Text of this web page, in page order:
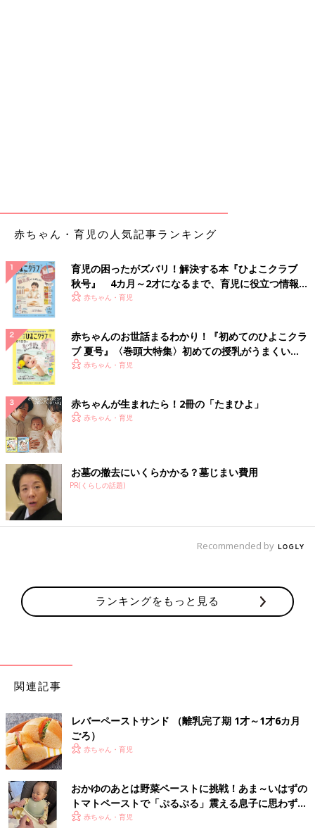
パンに変身！ 揚げていないのに食感がザクザクしていて、お味
さらにおいしくなりますよ。
調味料としても優秀！
実はこのペーストはお料理にも使えるんです♪ わが家で好評だっ
込んで、フライパンで両面焼きしたあと、トースターでじっくり
火を通すだけ。少ない調味料で本格的なタンドリーチキンが作れ
ます。
プクリーム」
赤ちゃん・育児の人気記事ランキング
育児の困ったがズバリ！解決する本『ひよこクラブ
秋号』 4カ月～2才になるまで、育児に役立つ情報が
いっぱい！
赤ちゃん・育児
赤ちゃんのお世話まるわかり！『初めてのひよこクラ
ブ 夏号』〈巻頭大特集〉初めての授乳がうまくい
く！ おっぱい・ミルクの基本と夏のトラブル 解決テ
赤ちゃん・育児
赤ちゃんが生まれたら！2冊の「たまひよ」
赤ちゃん・育児
お墓の撤去にいくらかかる？墓じまい費用
PR(くらしの話題)
Recommended by
ランキングをもっと見る
関連記事
レバーペーストサンド （離乳完了期 1才～1才6カ月
ごろ）
赤ちゃん・育児
おかゆのあとは野菜ペーストに挑戦！あま～いはずの
トマトペーストで「ぷるぷる」震える息子に思わず爆
笑【ぐっち夫婦の離乳食】
赤ちゃん・育児